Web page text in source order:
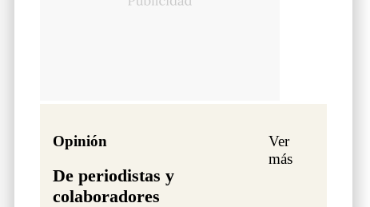
Opinión
De periodistas y
colaboradores
Ver
más